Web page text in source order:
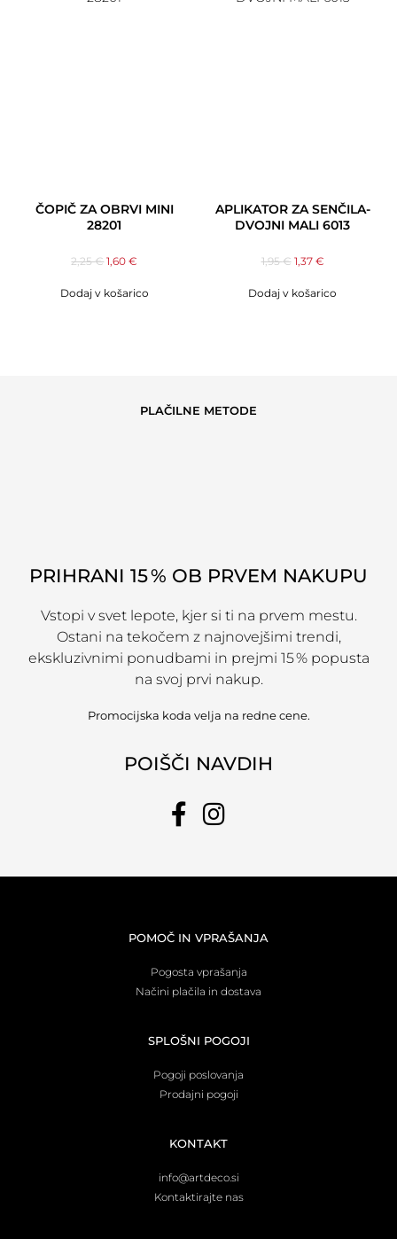
ČOPIČ ZA OBRVI MINI
28201
2,25€ 1,60€
Dodaj v košarico
APLIKATOR ZA SENČILA-
DVOJNI MALI 6013
1,95€ 1,37 €
Dodaj v košarico
PLAČILNE METODE
PRIHRANI 15 % OB PRVEM NAKUPU
Vstopi v svet lepote, kjer si ti na prvem mestu.
Ostani na tekočem z najnovejšimi trendi,
ekskluzivnimi ponudbami in prejmi 15 % popusta
na svoj prvi nakup.
Promocijska koda velja na redne cene.
POIŠČI NAVDIH
POMOČ IN VPRAŠANJA
Pogosta vprašanja
Načini plačila in dostava
SPLOŠNI POGOJI
Pogoji poslovanja
Prodajni pogoji
KONTAKT
info@artdeco.si
Kontaktirajte nas